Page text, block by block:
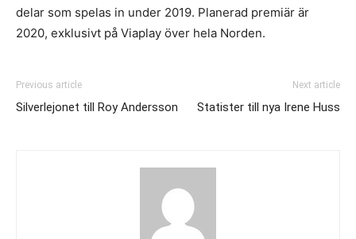
delar som spelas in under 2019. Planerad premiär är
2020, exklusivt på Viaplay över hela Norden.
Previous article
Silverlejonet till Roy Andersson
Next article
Statister till nya Irene Huss